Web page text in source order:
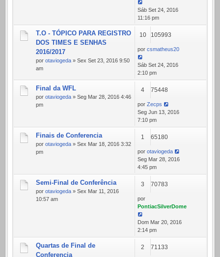
Sáb Set 24, 2016
11:16 pm
T.O - TÓPICO PARA REGISTRO
DOS TIMES E SENHAS
2016/2017
por otaviogeda » Sex Set 23, 2016 9:50
am
10 105993
por csmatheus20
Sáb Set 24, 2016
2:10 pm
Final da WFL
por otaviogeda » Seg Mar 28, 2016 4:46
pm
4 75448
por Zecps
Seg Jun 13, 2016
7:10 pm
Finais de Conferencia
por otaviogeda » Sex Mar 18, 2016 3:32
pm
1 65180
por otaviogeda
Seg Mar 28, 2016
4:45 pm
Semi-Final de Conferência
por otaviogeda » Sex Mar 11, 2016
10:57 am
3 70783
por
PontiacSilverDome
Dom Mar 20, 2016
2:14 pm
Quartas de Final de
Conferencia
2 71133